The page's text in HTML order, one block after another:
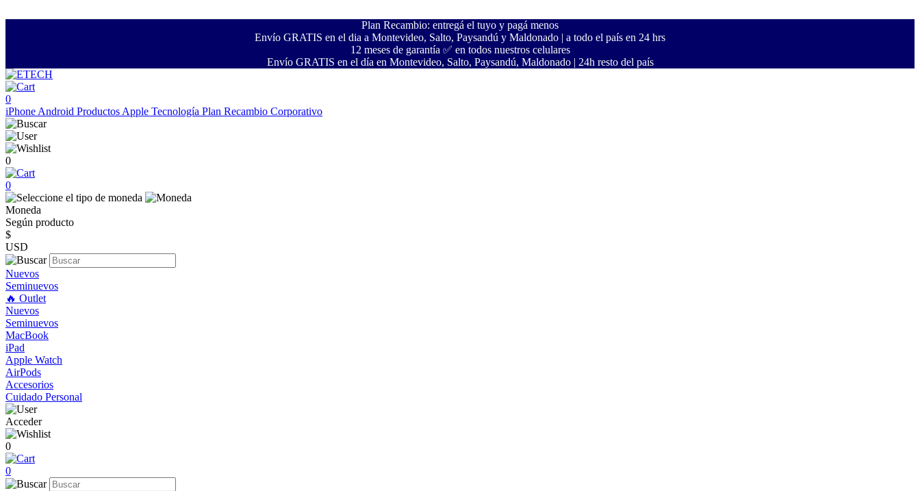
Plan Recambio: entregá el tuyo y pagá menos
Envío GRATIS en el dia a Montevideo, Salto, Paysandú y Maldonado | a todo el país en 24 hrs
12 meses de garantía ✅ en todos nuestros celulares
Envío GRATIS en el día en Montevideo, Salto, Paysandú, Maldonado | 24h resto del país
0
iPhone Android Productos Apple Tecnología Plan Recambio Corporativo
0
0
Moneda
Según producto
$
USD
Nuevos
Seminuevos
🔥 Outlet
Nuevos
Seminuevos
MacBook
iPad
Apple Watch
AirPods
Accesorios
Cuidado Personal
Acceder
0
0